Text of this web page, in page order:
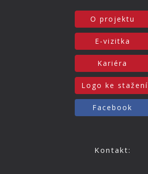
O projektu
E-vizitka
Kariéra
Logo ke stažení
Facebook
Kontakt: